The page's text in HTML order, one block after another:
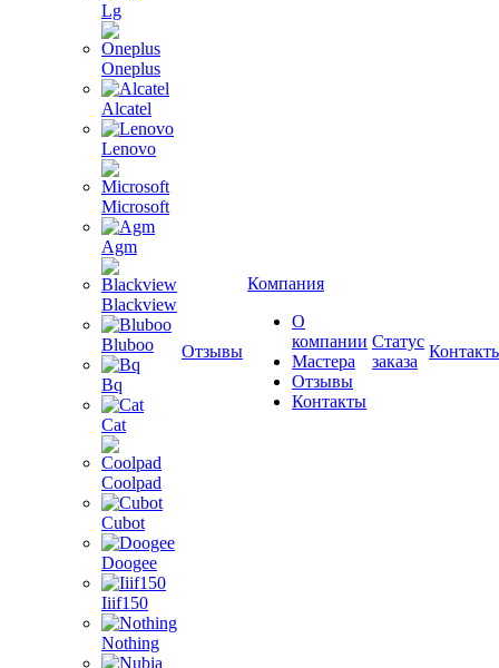
Lg
Oneplus
Alcatel
Lenovo
Microsoft
Agm
Blackview
Bluboo
Bq
Cat
Coolpad
Cubot
Doogee
Iiif150
Nothing
Отзывы
Компания
О
компании
Мастера
Отзывы
Контакты
Статус
заказа